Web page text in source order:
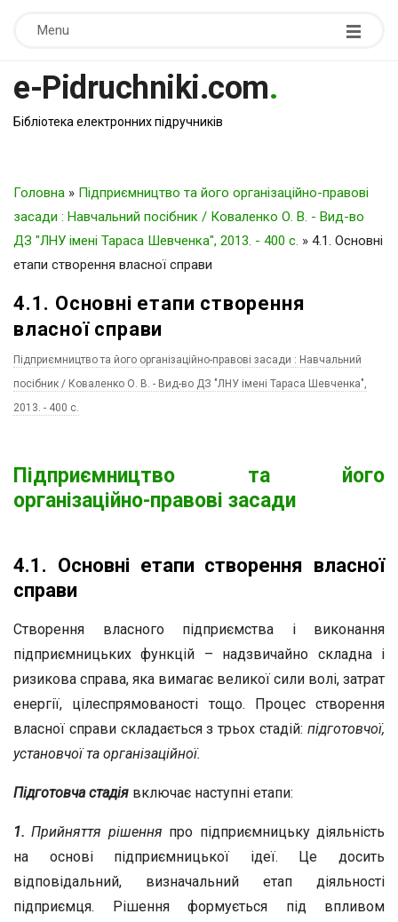
Menu
e-Pidruchniki.com.
Бібліотека електронних підручників
Головна » Підприємництво та його організаційно-правові
засади : Навчальний посібник / Коваленко О. В. - Вид-во
ДЗ "ЛНУ імені Тараса Шевченка", 2013. - 400 c. » 4.1. Основні
етапи створення власної справи
4.1. Основні етапи створення
власної справи
Підприємництво та його організаційно-правові засади : Навчальний
посібник / Коваленко О. В. - Вид-во ДЗ "ЛНУ імені Тараса Шевченка",
2013. - 400 c.
Підприємництво та його
організаційно-правові засади
4.1. Основні етапи створення власної
справи
Створення власного підприємства і виконання
підприємницьких функцій – надзвичайно складна і
ризикова справа, яка вимагає великої сили волі, затрат
енергії, цілеспрямованості тощо. Процес створення
власної справи складається з трьох стадій: підготовчої,
установчої та організаційної.
Підготовчастадія включає наступні етапи:
1. Прийняття рішення про підприємницьку діяльність
на основі підприємницької ідеї. Це досить
відповідальний, визначальний етап діяльності
підприємця. Рішення формується під впливом